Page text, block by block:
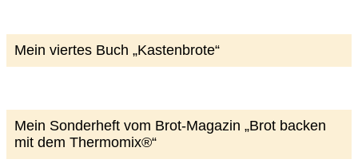
Mein viertes Buch „Kastenbrote“
Mein Sonderheft vom Brot-Magazin „Brot backen
mit dem Thermomix®“